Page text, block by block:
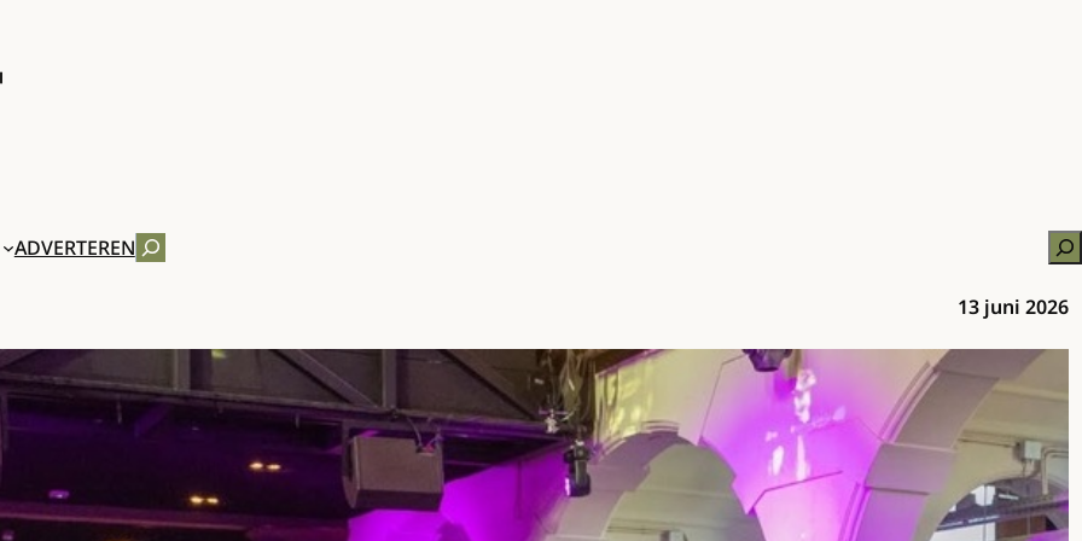
ADVERTERENZOEKEN
13 juni 2026